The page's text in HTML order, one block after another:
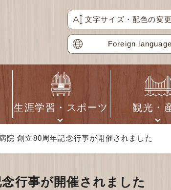
文字サイズ・配色の変更
Foreign language
生涯学習・スポーツ 観光・
院 創立80周年記念行事が開催されました
行事が開催されました